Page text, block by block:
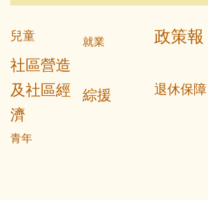
兒童 就業 政策報
社區營造
及社區經
濟
綜援 退休保障
青年